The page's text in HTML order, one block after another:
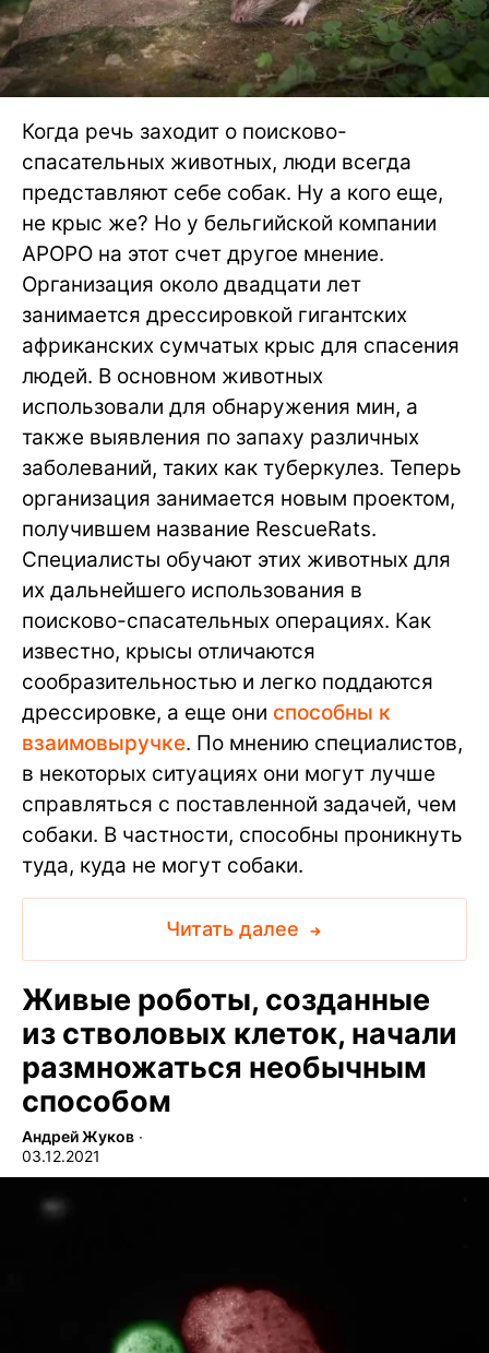
Когда речь заходит о поисково-
спасательных животных, люди всегда
представляют себе собак. Ну а кого еще,
не крыс же? Но у бельгийской компании
APOPO на этот счет другое мнение.
Организация около двадцати лет
занимается дрессировкой гигантских
африканских сумчатых крыс для спасения
людей. В основном животных
использовали для обнаружения мин, а
также выявления по запаху различных
заболеваний, таких как туберкулез. Теперь
организация занимается новым проектом,
получившем название RescueRats.
Специалисты обучают этих животных для
их дальнейшего использования в
поисково-спасательных операциях. Как
известно, крысы отличаются
сообразительностью и легко поддаются
дрессировке, а еще они способны к
взаимовыручке. По мнению специалистов,
в некоторых ситуациях они могут лучше
справляться с поставленной задачей, чем
собаки. В частности, способны проникнуть
туда, куда не могут собаки.
Читать далее
Живые роботы, созданные
из стволовых клеток, начали
размножаться необычным
способом
Андрей Жуков ∙
03.12.2021